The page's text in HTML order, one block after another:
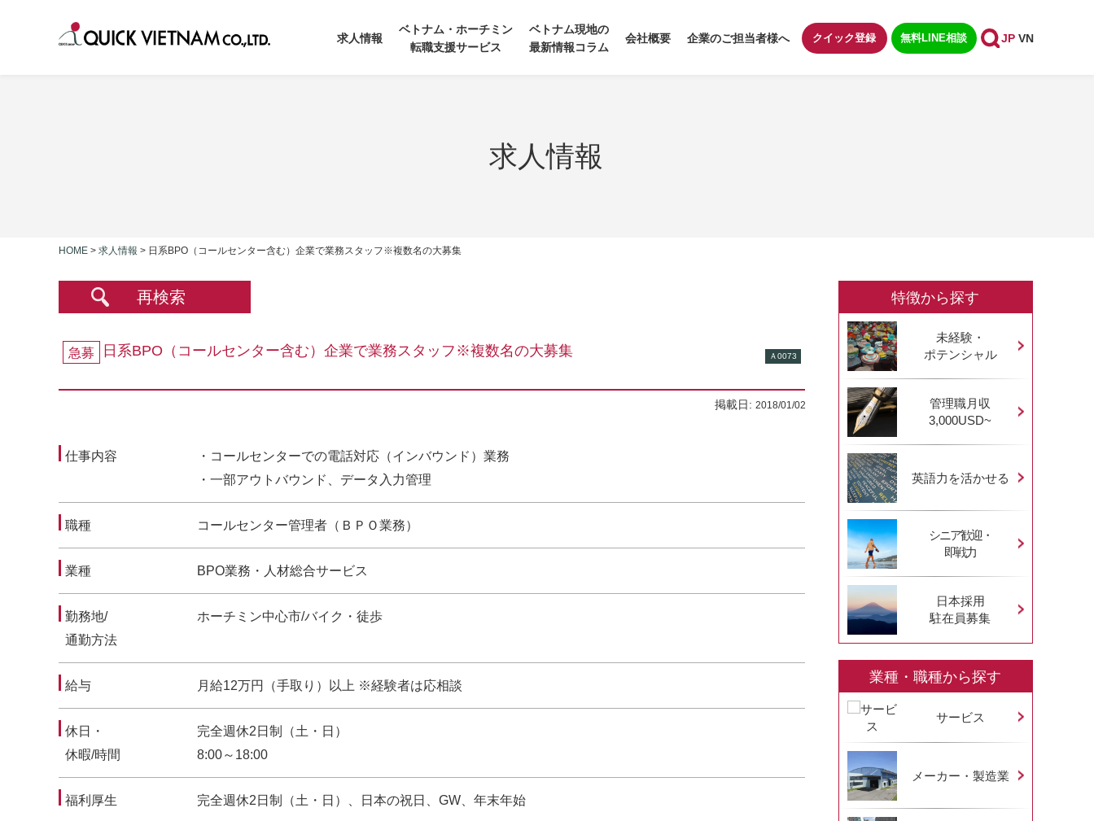
求人情報
ベトナム・ホーチミン
転職支援サービス
ベトナム現地の
最新情報コラム
会社概要 企業のご担当者様へ クイック登録 無料LINE相談 JP VN
求人情報
HOME > 求人情報 > 日系BPO（コールセンター含む）企業で業務スタッフ※複数名の大募集
再検索
急募 日系BPO（コールセンター含む）企業で業務スタッフ※複数名の大募集 Ａ0073
掲載日: 2018/01/02
仕事内容
・コールセンターでの電話対応（インバウンド）業務
・一部アウトバウンド、データ入力管理
職種 コールセンター管理者（ＢＰＯ業務）
業種 BPO業務・人材総合サービス
勤務地/
通勤方法
ホーチミン中心市/バイク・徒歩
給与 月給12万円（手取り）以上 ※経験者は応相談
休日・
休暇/時間
完全週休2日制（土・日）
8:00～18:00
福利厚生 完全週休2日制（土・日）、日本の祝日、GW、年末年始
特徴から探す
未経験・
ポテンシャル
管理職月収
3,000USD~
英語力を活かせる
シニア歓迎・
即戦力
日本採用
駐在員募集
業種・職種から探す
サービス
メーカー・製造業